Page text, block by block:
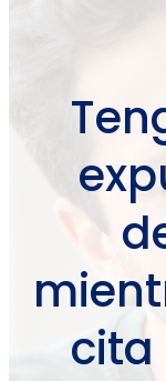
cita